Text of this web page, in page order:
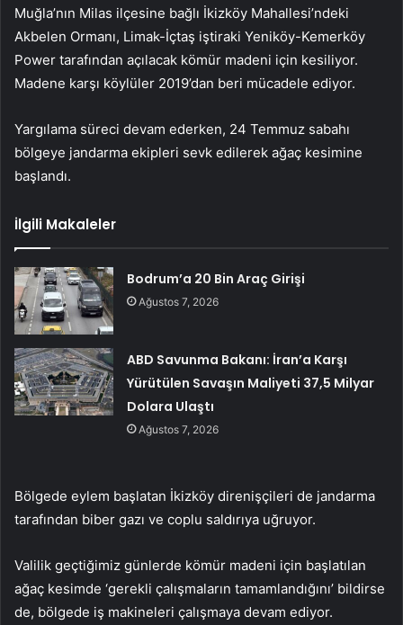
Muğla’nın Milas ilçesine bağlı İkizköy Mahallesi’ndeki
Akbelen Ormanı, Limak-İçtaş iştiraki Yeniköy-Kemerköy
Power tarafından açılacak kömür madeni için kesiliyor.
Madene karşı köylüler 2019’dan beri mücadele ediyor.
Yargılama süreci devam ederken, 24 Temmuz sabahı
bölgeye jandarma ekipleri sevk edilerek ağaç kesimine
başlandı.
İlgili Makaleler
Bodrum’a 20 Bin Araç Girişi
Ağustos 7, 2026
ABD Savunma Bakanı: İran’a Karşı
Yürütülen Savaşın Maliyeti 37,5 Milyar
Dolara Ulaştı
Ağustos 7, 2026
Bölgede eylem başlatan İkizköy direnişçileri de jandarma
tarafından biber gazı ve coplu saldırıya uğruyor.
Valilik geçtiğimiz günlerde kömür madeni için başlatılan
ağaç kesimde ‘gerekli çalışmaların tamamlandığını’ bildirse
de, bölgede iş makineleri çalışmaya devam ediyor.